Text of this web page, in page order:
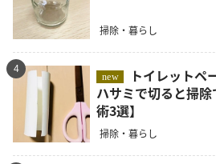
掃除・暮らし
4
new
ハサミで切ると掃
術3選】
掃除・暮らし